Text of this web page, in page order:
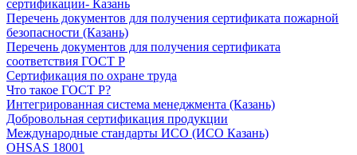
сертификации- Казань
Перечень документов для получения сертификата пожарной
безопасности (Казань)
Перечень документов для получения сертификата
соответствия ГОСТ Р
Сертификация по охране труда
Что такое ГОСТ Р?
Интегрированная система менеджмента (Казань)
Добровольная сертификация продукции
Международные стандарты ИСО (ИСО Казань)
OHSAS 18001